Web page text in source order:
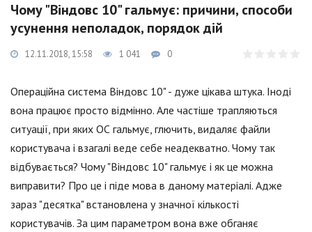
Чому "Віндовс 10" гальмує: причини, способи
усунення неполадок, порядок дій
12.11.2018, 15:58 1 041 0
Операційна система Віндовс 10" - дуже цікава штука. Іноді
вона працює просто відмінно. Але частіше трапляються
ситуації, при яких ОС гальмує, глючить, видаляє файли
користувача і взагалі веде себе неадекватно. Чому так
відбувається? Чому "Віндовс 10" гальмує і як це можна
виправити? Про це і піде мова в даному матеріалі. Адже
зараз "десятка" встановлена у значної кількості
користувачів. За цим параметром вона вже обганяє